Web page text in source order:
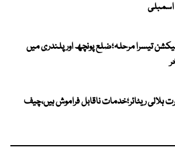
اسمبلی
تیسرا مرحلہ؛ضلع پونچھ اور پلندری میں
ریٹائر؛خدمات ناقابل فراموش ہیں،چیف